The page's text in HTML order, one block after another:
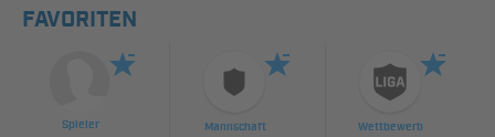
FAVORITEN
Spieler Mannschaft Wettbewerb